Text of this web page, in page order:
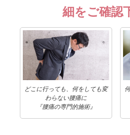
細をご確認
どこに行っても、何をしても変
わらない腰痛に
『腰痛の専門的施術』